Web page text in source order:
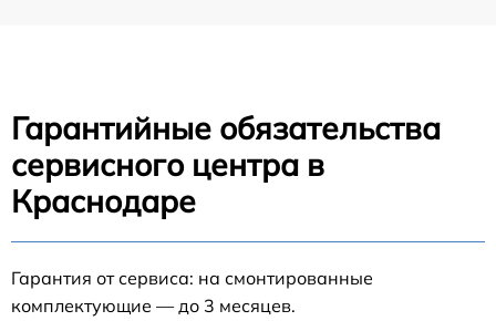
Гарантийные обязательства
сервисного центра в
Краснодаре
Гарантия от сервиса: на смонтированные
комплектующие — до 3 месяцев.